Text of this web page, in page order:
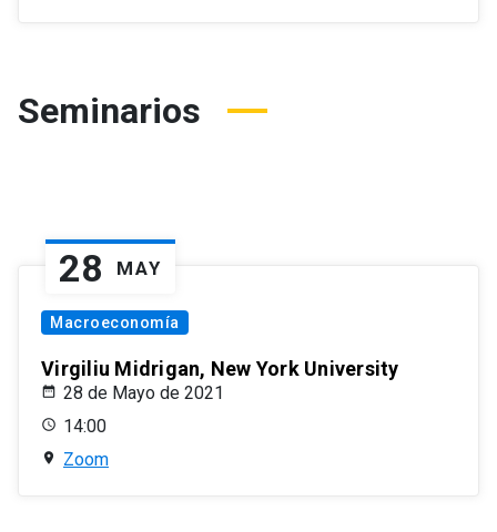
Seminarios
28 MAY
Macroeconomía
Virgiliu Midrigan, New York University
28 de Mayo de 2021
14:00
Zoom